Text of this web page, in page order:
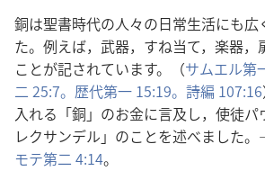
銅​は​聖書​時代​の​人々​の​日常​生活​に​も​広
た。例えば，武器，すね当て，楽器，
こと​が​記さ​れ​て​い​ます。（サムエル​第​
二 25:7。 歴代​第​一 15:19。 詩編 107:16
入れる「銅」の​お金​に​言及​し，使徒​
レクサンデル」の​こと​を​述べ​まし​た
モテ​第​二 4:14。